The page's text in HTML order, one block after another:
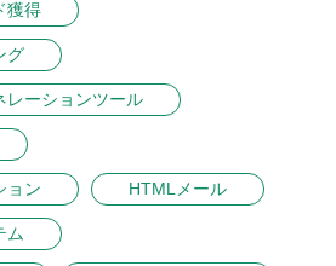
獲得
グ
レーションツール
ョン HTMLメール
ム